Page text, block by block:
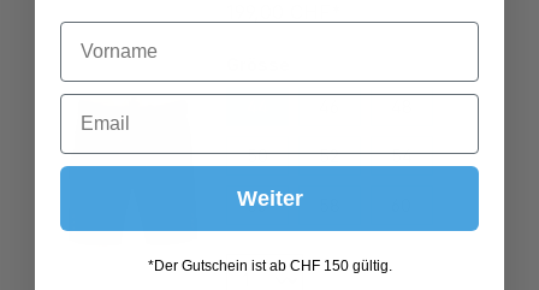
44 46 48
Weiter
*Der Gutschein ist ab CHF 150 gültig.